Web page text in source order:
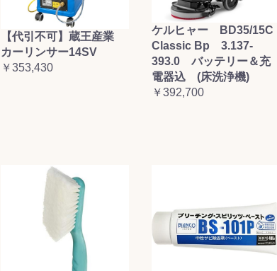
【代引不可】蔵王産業
カーリンサー14SV
￥353,430
ケルヒャー BD35/15C
Classic Bp 3.137-
393.0 バッテリー＆充
電器込 (床洗浄機)
￥392,700